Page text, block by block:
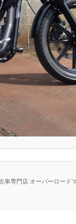
車専門店 オーバーロード